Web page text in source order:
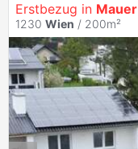
Erstbezug in Mauer
1230 Wien / 200m²